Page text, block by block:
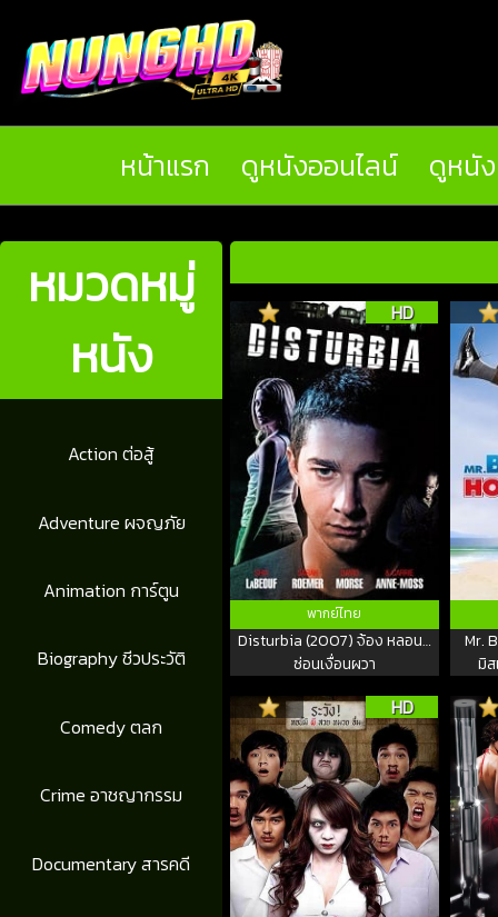
หน้าแรก ดูหนังออนไลน์ ดูหนั
หมวดหมู่
หนัง
Action ต่อสู้
Adventure ผจญภัย
Animation การ์ตูน
Biography ชีวประวัติ
Comedy ตลก
Crime อาชญากรรม
Documentary สารคดี
HD
พากย์ไทย
Disturbia (2007) จ้อง หลอน…
ซ่อนเงื่อนผวา
Mr.
มิ
HD